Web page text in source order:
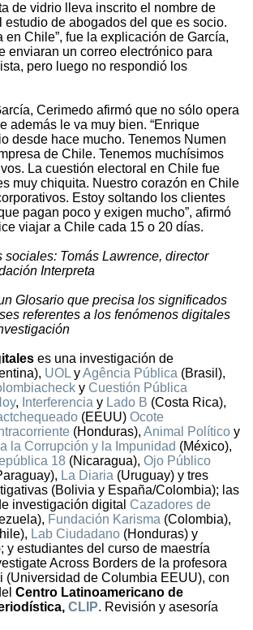
de vidrio lleva inscrito el nombre de
estudio de abogados del que es socio.
en Chile”, fue la explicación de García,
enviaran un correo electrónico para
pero luego no respondió los
Cerimedo afirmó que no sólo opera
además le va muy bien. “Enrique
desde hace mucho. Tenemos Numen
de Chile. Tenemos muchísimos
La cuestión electoral en Chile fue
muy chiquita. Nuestro corazón en Chile
Estoy soltando los clientes
pagan poco y exigen mucho”, afirmó
viajar a Chile cada 15 o 20 días.
sociales: Tomás Lawrence, director
Interpreta
Glosario que precisa los significados
referentes a los fenómenos digitales
es una investigación de
UOL yAgência Pública (Brasil),
y Cuestión Pública
, Interferencia y Lado B (Costa Rica),
(EEUU) Ocote
(Honduras), Animal Político y
la Corrupción y la Impunidad (México),
18 (Nicaragua), Ojo Público
La Diaria (Uruguay) y tres
(Bolivia y España/Colombia); las
investigación digital Cazadores de
Fundación Karisma (Colombia),
Lab Ciudadano (Honduras) y
y estudiantes del curso de maestría
Across Borders de la profesora
(Universidad de Columbia EEUU), con
Centro Latinoamericano de
CLIP. Revisión y asesoría